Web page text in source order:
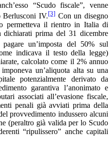
“Scudo fiscale”, venne
Berlusconi IV.[3] Con un disegno
permetteva il rientro in Italia di
dichiarati prima del 31 dicembre
un’imposta del 50% sul
indicava il testo della legge)
calcolato come il 2% annuo
un’aliquota alta su una
potenzialmente derivato da
garantiva l’anonimato e
associati all’evasione fiscale,
penali già avviati prima della
provvedimento indussero alcuni
(peraltro già valida per lo Scudo
“ripulissero” anche capitali